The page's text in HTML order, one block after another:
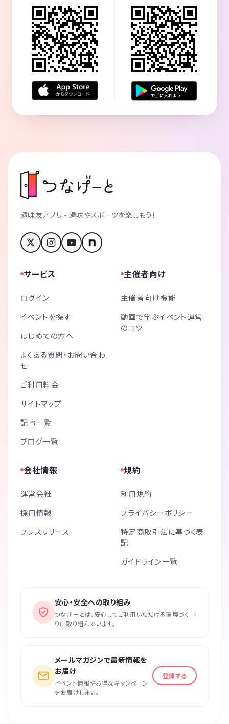
趣味友アプリ - 趣味やスポーツを楽しもう！
サービス
ログイン
イベントを探す
はじめての方へ
よくある質問・お問い合わ
せ
ご利用料金
サイトマップ
記事一覧
ブログ一覧
主催者向け
主催者向け機能
動画で学ぶイベント運営
のコツ
会社情報
運営会社
採用情報
プレスリリース
規約
利用規約
プライバシーポリシー
特定商取引法に基づく表
記
ガイドライン一覧
安心・安全への取り組み
つなげーとは、安心してご利用いただける環境づく
りに取り組んでいます。
›
メールマガジンで最新情報を
お届け
イベント情報やお得なキャンペーン
をお届けします。
登録する